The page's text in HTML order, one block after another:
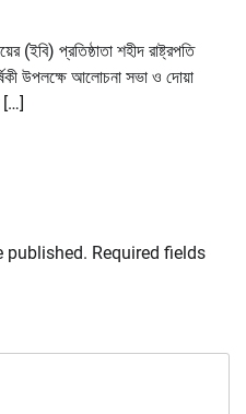
(ইবি) প্রতিষ্ঠাতা শহীদ রাষ্ট্রপতি
উপলক্ষে আলোচনা সভা ও দোয়া
[…]
published. Required fields